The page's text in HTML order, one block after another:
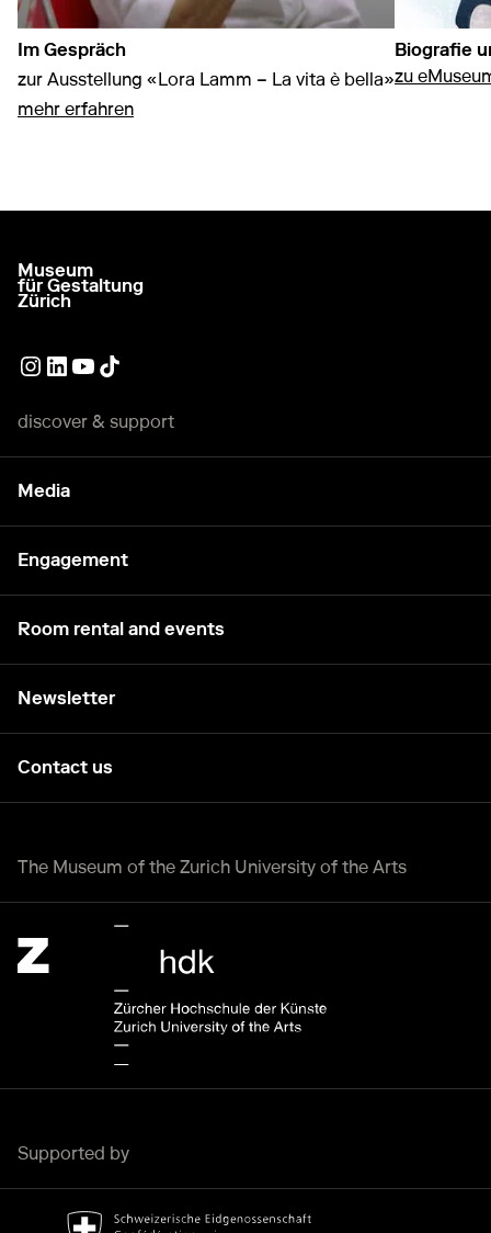
Im Gespräch
zur Ausstellung «Lora Lamm – La vita è bella»
mehr erfahrenauf Im Gespräch
Biografie
zu
go to homepage
Museum
für Gestaltung
Zürich
External link
External link
External link
External link
discover & support
Media
Engagement
Room rental and events
Newsletter
Contact us
The Museum of the Zurich University of the Arts
Supported by